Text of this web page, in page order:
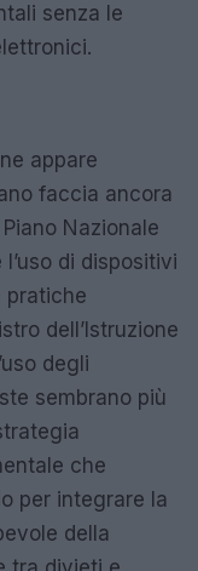
senza le
appare
faccia ancora
Nazionale
di dispositivi
pratiche
dell’Istruzione
degli
sembrano più
che
per integrare la
della